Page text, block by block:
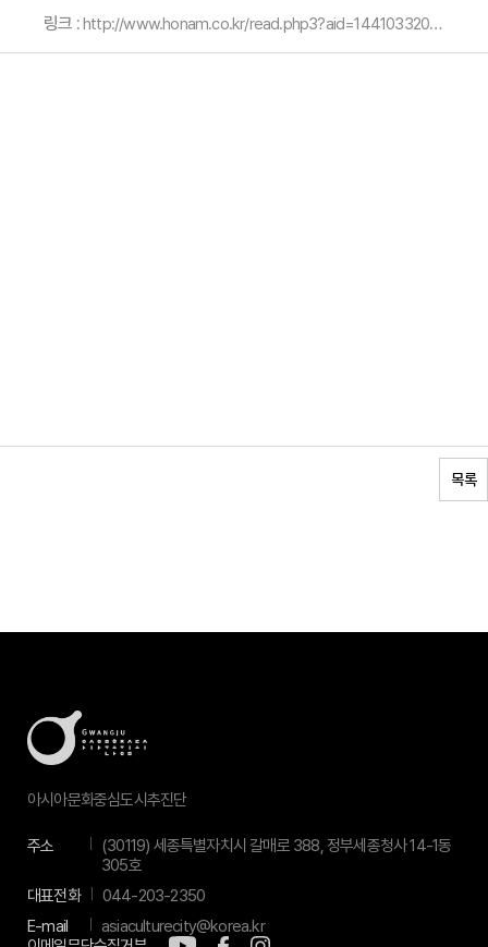
링크 :http://www.honam.co.kr/read.php3?aid=1441033200475098001
목록
아시아문화중심도시추진단
주소
(30119) 세종특별자치시 갈매로 388, 정부세종청사 14-1동
305호
대표전화
044-203-2350
E-mail
asiaculturecity@korea.kr